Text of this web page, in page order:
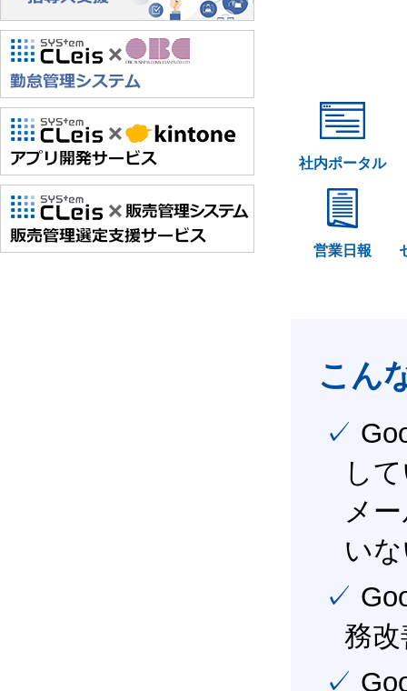
社内ポータル
営業日報
こん
✓ Google Workspace（旧G Suite） を社内で導入
し
メ
い
✓ Google Workspace（旧G Suite） を活用し、業
務
✓ Google Workspace（旧G Suite） を最大限に活